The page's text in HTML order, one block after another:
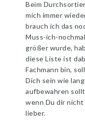
Beim
mich immer
brauch ich das
Muss-ich-
größer wurde,
diese Liste ist
Fachmann bin,
Dich sein wie
aufbewahren
wenn Du dir
lieber.